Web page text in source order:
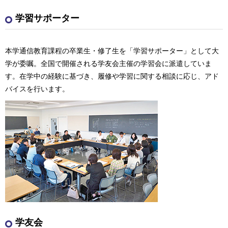
学習サポーター
本学通信教育課程の卒業生・修了生を「学習サポーター」として大
学が委嘱。全国で開催される学友会主催の学習会に派遣していま
す。在学中の経験に基づき、履修や学習に関する相談に応じ、アド
バイスを行います。
学友会